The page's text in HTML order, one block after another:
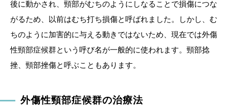
後に動かされ、頸部がむちのようにしなることで損傷につな
がるため、以前はむち打ち損傷と呼ばれました。しかし、む
ちのように加害的に与える動きではないため、現在では外傷
性頸部症候群という呼び名が一般的に使われます。頸部捻
挫、頸部挫傷と呼ぶこともあります。
外傷性頸部症候群の治療法